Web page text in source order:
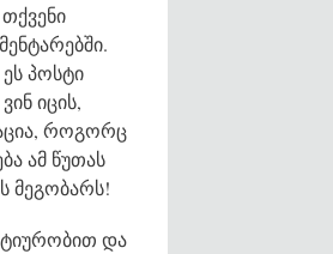
პოსტი
იცის,
როგორც
ამ წუთას
მეგობარს!
და